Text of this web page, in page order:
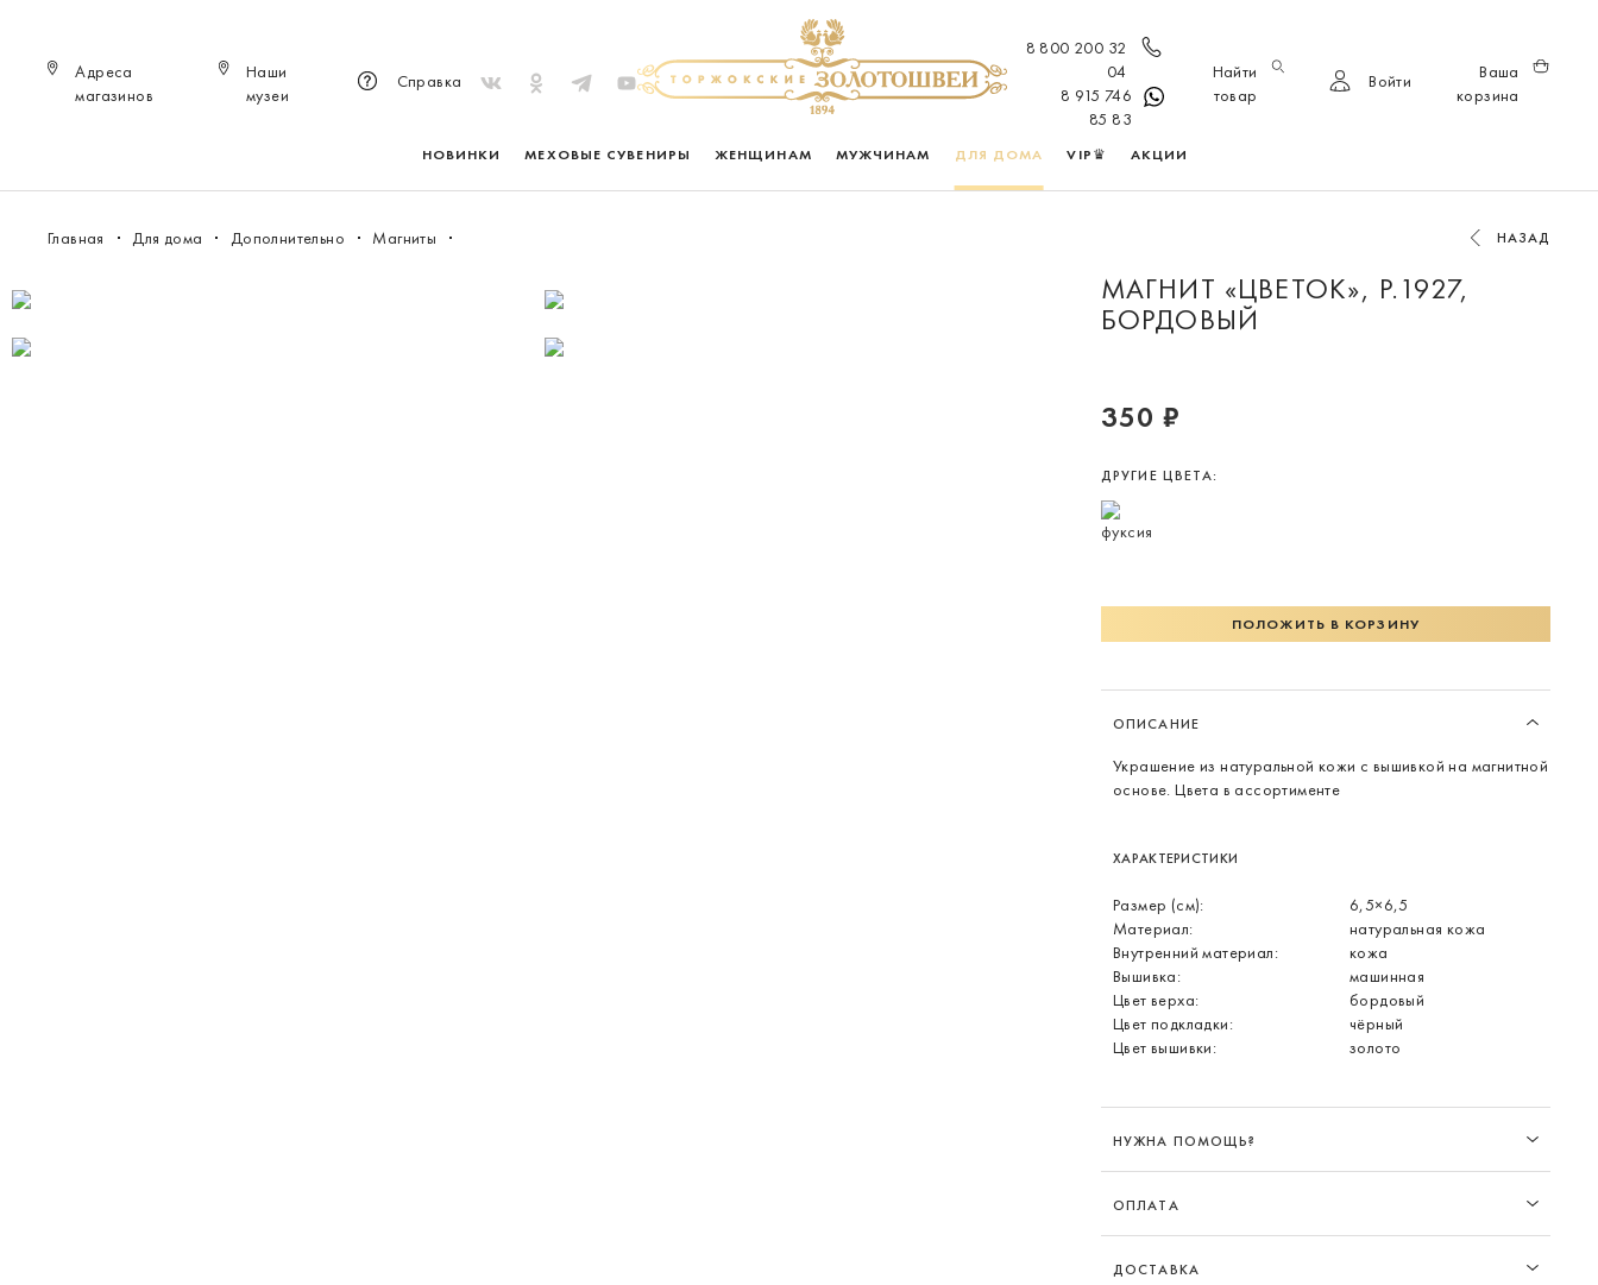
Адреса
магазинов
Наши
музеи
Справка
8 800 200 32
04
8 915 746
85 83
Найти
товар
Войти
Ваша
корзина
НОВИНКИ МЕХОВЫЕ СУВЕНИРЫ ЖЕНЩИНАМ МУЖЧИНАМ ДЛЯ ДОМА VIP♛ АКЦИИ
Главная Для дома Дополнительно Магниты НАЗАД
МАГНИТ «ЦВЕТОК», Р.1927,
БОРДОВЫЙ
350 ₽
ДРУГИЕ ЦВЕТА:
ПОЛОЖИТЬ В КОРЗИНУ
ОПИСАНИЕ
Украшение из натуральной кожи с вышивкой на магнитной
основе. Цвета в ассортименте
ХАРАКТЕРИСТИКИ
Размер (см):
6,5×6,5
Материал:
натуральная кожа
Внутренний материал:
кожа
Вышивка:
машинная
Цвет верха:
бордовый
Цвет подкладки:
чёрный
Цвет вышивки:
золото
НУЖНА ПОМОЩЬ?
ОПЛАТА
ДОСТАВКА